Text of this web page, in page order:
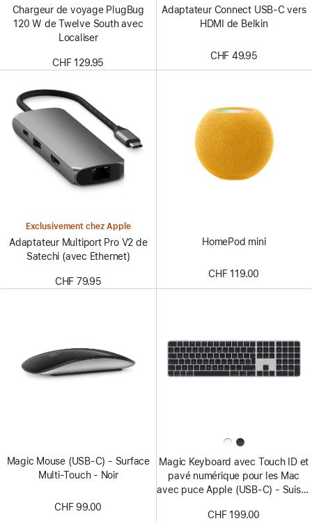
Chargeur de voyage PlugBug
120 W de Twelve South avec
Localiser
CHF 129.95
Adaptateur Connect USB-C vers
HDMI de Belkin
CHF 49.95
Exclusivement chez Apple
Adaptateur Multiport Pro V2 de
Satechi (avec Ethernet)
CHF 79.95
HomePod mini
CHF 119.00
Magic Mouse (USB‑C) - Surface
Multi-Touch - Noir
CHF 99.00
Magic Keyboard avec Touch ID et
pavé numérique pour les Mac
avec puce Apple (USB‑C) - Suisse
CHF 199.00